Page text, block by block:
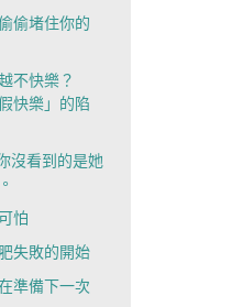
偷堵住你的
不快樂？
快樂」的陷
沒看到的是她
怕
失敗的開始
準備下一次